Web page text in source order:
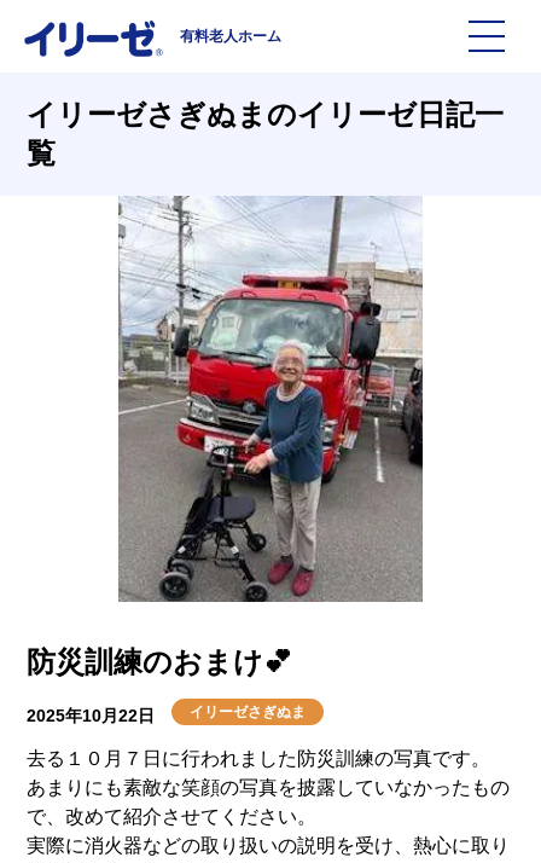
有料老人ホーム
施設を探す
イリーゼについて
有料老人ホームイリーゼとは
イリーゼが選ばれる理由
一日の流れ
会社概要
入居までの流れ
よくある質問
お役立ち記事
知っておきたい介護の知識
介護用語をわかりやすく説明
有料老人ホームを選ぶ時のポイント
介護費用とお金について
見学予約 資料請求
会社概要
イリーゼさぎぬまのイリーゼ日記一
覧
防災訓練のおまけ💕
2025年10月22日 イリーゼさぎぬま
去る１０月７日に行われました防災訓練の写真です。
あまりにも素敵な笑顔の写真を披露していなかったもの
で、改めて紹介させてください。
実際に消火器などの取り扱いの説明を受け、熱心に取り